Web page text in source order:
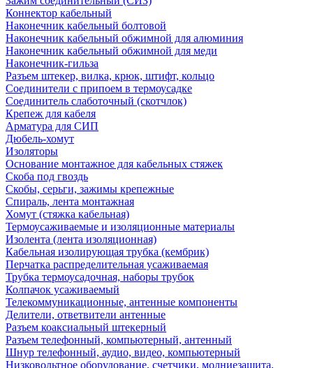
Коннектор кабельный
Наконечник кабельный болтовой
Наконечник кабельный обжимной для алюминия
Наконечник кабельный обжимной для меди
Наконечник-гильза
Разъем штекер, вилка, крюк, штифт, кольцо
Соединители с припоем в термоусадке
Соединитель слаботочный (скотчлок)
Крепеж для кабеля
Арматура для СИП
Дюбель-хомут
Изоляторы
Основание монтажное для кабельных стяжек
Скоба под гвоздь
Скобы, серьги, зажимы крепежные
Спираль, лента монтажная
Хомут (стяжка кабельная)
Термоусаживаемые и изоляционные материалы
Изолента (лента изоляционная)
Кабельная изолирующая трубка (кембрик)
Перчатка распределительная усаживаемая
Трубка термоусадочная, наборы трубок
Колпачок усаживаемый
Телекоммуникационные, антенные компоненты
Делители, ответвители антенные
Разъем коаксиальный штекерный
Разъем телефонный, компьютерный, антенный
Шнур телефонный, аудио, видео, компьютерный
Низковольтное оборудование, счетчики, молниезащита,